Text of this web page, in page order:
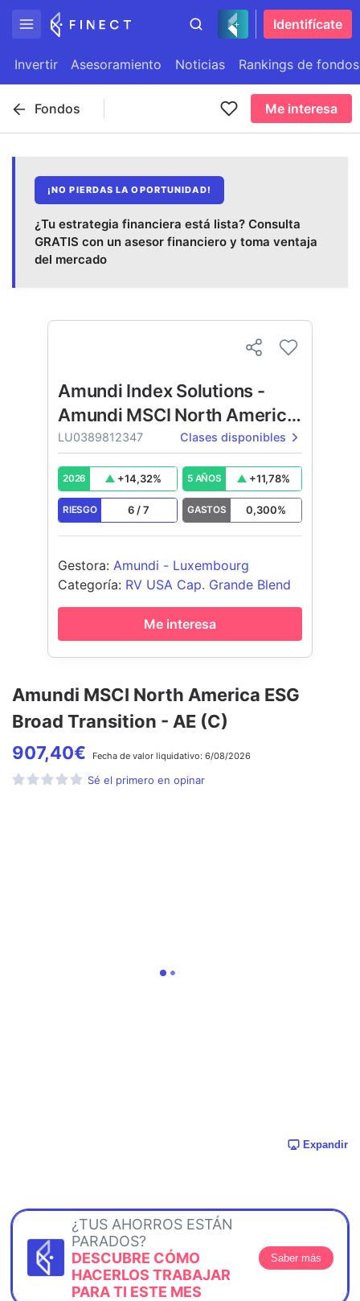
Identifícate
Invertir Asesoramiento Noticias Rankings de fondos
Fondos Me interesa
¡NO PIERDAS LA OPORTUNIDAD!
¿Tu estrategia financiera está lista? Consulta
GRATIS con un asesor financiero y toma ventaja
del mercado
Amundi MSCI North America ESG
Broad Transition - AE (C)
907,40€ Fecha de valor liquidativo: 6/08/2026
Sé el primero en opinar
Expandir
¿TUS AHORROS ESTÁN
PARADOS?
DESCUBRE CÓMO
HACERLOS TRABAJAR
PARA TI ESTE MES
Saber más
Amundi Index Solutions -
Amundi MSCI North America
ESG Broad Transition Fund
LU0389812347 Clases disponibles
2026 +14,32% 5 AÑOS +11,78%
RIESGO 6 /7 GASTOS 0,300%
Gestora: Amundi - Luxembourg
Categoría: RV USA Cap. Grande Blend
Me interesa